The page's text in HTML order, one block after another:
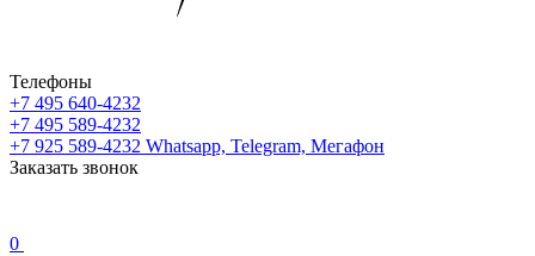
Телефоны
+7 495 640-4232
+7 495 589-4232
+7 925 589-4232 Whatsapp, Telegram, Мегафон
Заказать звонок
0